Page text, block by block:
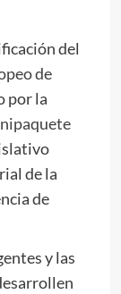
del
de
por la
de la
de
y las